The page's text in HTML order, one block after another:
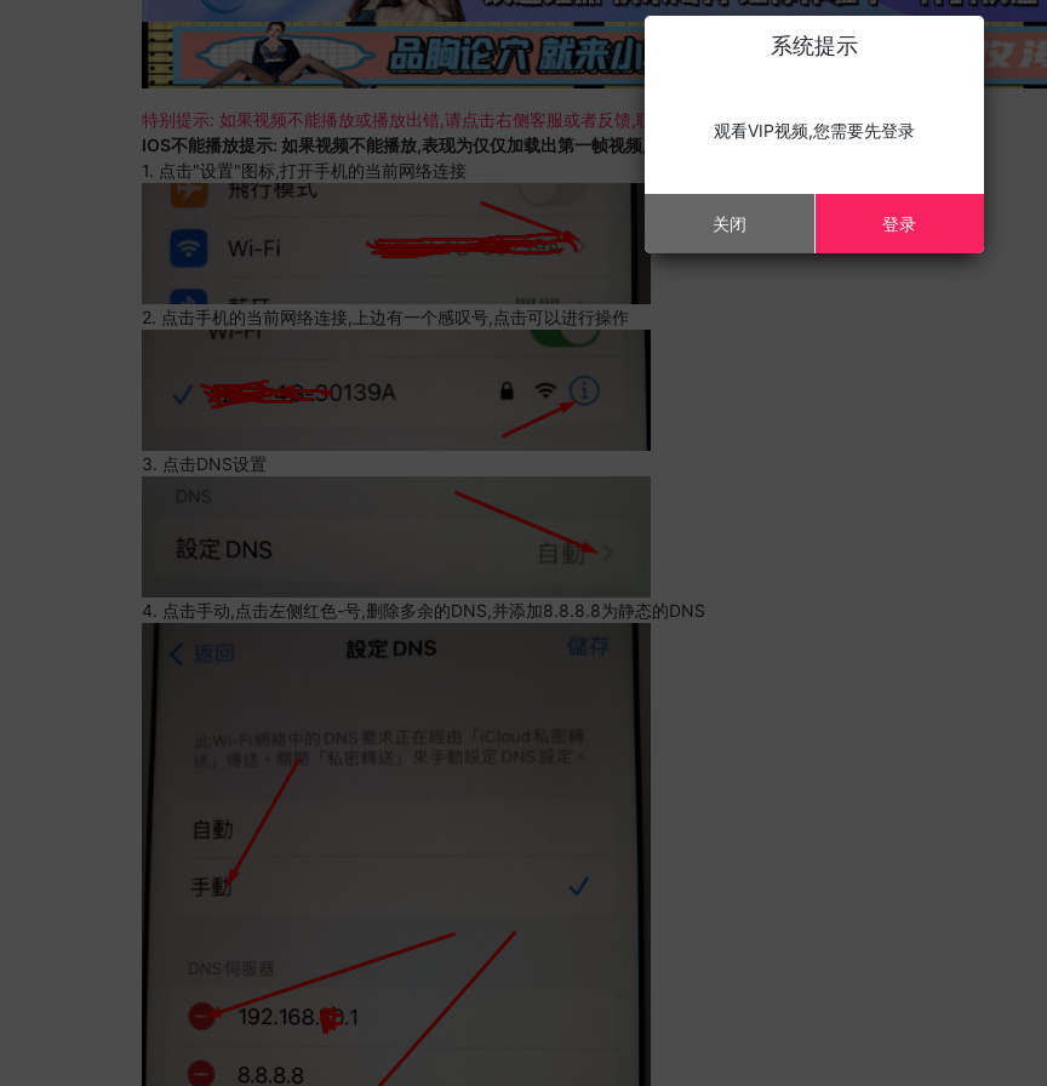
特别提示: 如果视频不能播放或播放出错,请点击右侧客服或者反馈,联系我们;
IOS不能播放提示: 如果视频不能播放,表现为仅仅加载出第一帧视频,且您的设备为苹果手机,请进行以下修改;
1. 点击"设置"图标,打开手机的当前网络连接
2. 点击手机的当前网络连接,上边有一个感叹号,点击可以进行操作
3. 点击DNS设置
4. 点击手动,点击左侧红色-号,删除多余的DNS,并添加8.8.8.8为静态的DNS
系统提示
观看VIP视频,您需要先登录
关闭 登录